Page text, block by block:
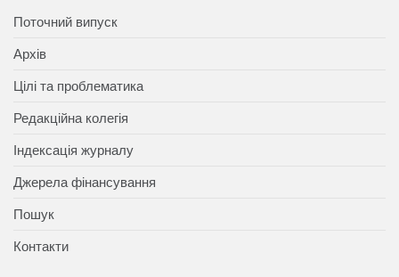
Поточний випуск
Архів
Цілі та проблематика
Редакційна колегія
Індексація журналу
Джерела фінансування
Пошук
Контакти